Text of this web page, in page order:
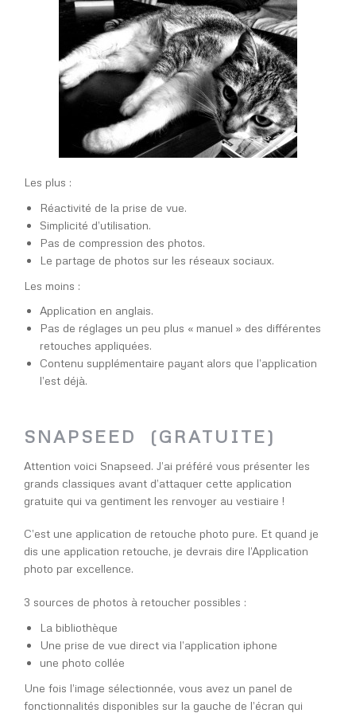
Les plus :
Réactivité de la prise de vue.
Simplicité d’utilisation.
Pas de compression des photos.
Le partage de photos sur les réseaux sociaux.
Les moins :
Application en anglais.
Pas de réglages un peu plus « manuel » des différentes
retouches appliquées.
Contenu supplémentaire payant alors que l’application
l’est déjà.
SNAPSEED (GRATUITE)
Attention voici Snapseed. J’ai préféré vous présenter les
grands classiques avant d’attaquer cette application
gratuite qui va gentiment les renvoyer au vestiaire !
C’est une application de retouche photo pure. Et quand je
dis une application retouche, je devrais dire l’Application
photo par excellence.
3 sources de photos à retoucher possibles :
La bibliothèque
Une prise de vue direct via l’application iphone
une photo collée
Une fois l’image sélectionnée, vous avez un panel de
fonctionnalités disponibles sur la gauche de l’écran qui